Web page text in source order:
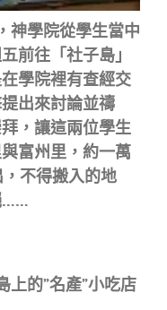
神學院從學生當中
前往 「社子島」
學院裡有查經交
出來討論並禱
，讓這兩位學生
富州里，約一萬
不得搬入的地
……
上的”名產”小吃店